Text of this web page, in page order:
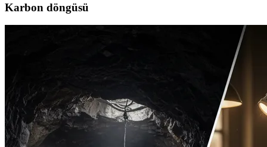
Karbon döngüsü